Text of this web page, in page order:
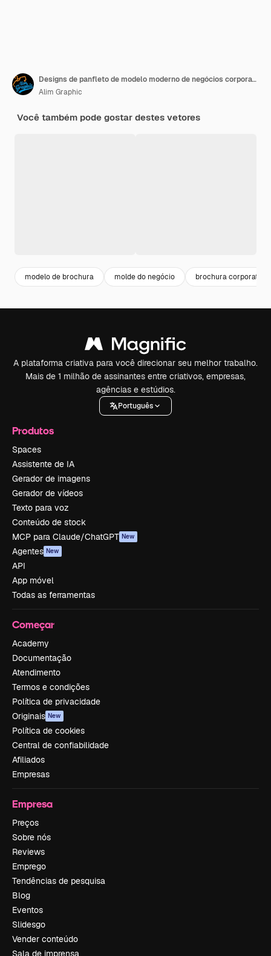
Designs de panfleto de modelo moderno de negócios corporativos PSD
Alim Graphic
Você também pode gostar destes vetores
modelo de brochura molde do negócio brochura corporativa
A plataforma criativa para você direcionar seu melhor trabalho.
Mais de 1 milhão de assinantes entre criativos, empresas,
agências e estúdios.
Português
Produtos
Spaces
Assistente de IA
Gerador de imagens
Gerador de vídeos
Texto para voz
Conteúdo de stock
MCP para Claude/ChatGPT New
Agentes New
API
App móvel
Todas as ferramentas
Começar
Academy
Documentação
Atendimento
Termos e condições
Política de privacidade
Originais New
Política de cookies
Central de confiabilidade
Afiliados
Empresas
Empresa
Preços
Sobre nós
Reviews
Emprego
Tendências de pesquisa
Blog
Eventos
Slidesgo
Vender conteúdo
Sala de imprensa